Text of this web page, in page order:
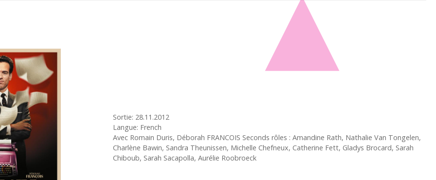
Sortie: 28.11.2012
Langue: French
Avec Romain Duris, Déborah FRANCOIS Seconds rôles : Amandine Rath, Nathalie Van Tongelen,
Charlène Bawin, Sandra Theunissen, Michelle Chefneux, Catherine Fett, Gladys Brocard, Sarah
Chiboub, Sarah Sacapolla, Aurélie Roobroeck